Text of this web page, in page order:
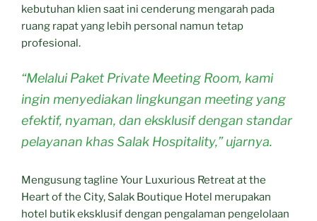
kebutuhan klien saat ini cenderung mengarah pada
ruang rapat yang lebih personal namun tetap
profesional.
“Melalui Paket Private Meeting Room, kami
ingin menyediakan lingkungan meeting yang
efektif, nyaman, dan eksklusif dengan standar
pelayanan khas Salak Hospitality,” ujarnya.
Mengusung tagline Your Luxurious Retreat at the
Heart of the City, Salak Boutique Hotel merupakan
hotel butik eksklusif dengan pengalaman pengelolaan